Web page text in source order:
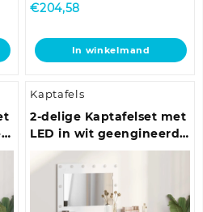
€204,58
In winkelmand
Kaptafels
2-delige Kaptafelset met
LED in wit geengineerd
hout